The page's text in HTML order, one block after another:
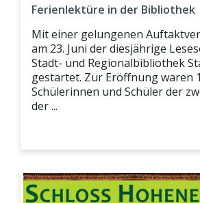
Ferienlektüre in der Bibliothek
Mit einer gelungenen
am 23. Juni der diesjährige
Stadt- und Regionalbibliothek
gestartet. Zur Eröffnung waren
Schülerinnen und Schüler der
der ...